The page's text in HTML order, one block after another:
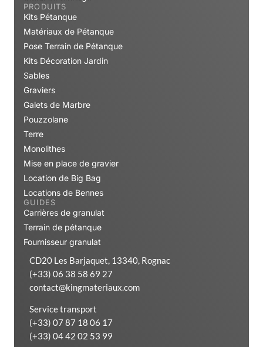
PRODUITS
Kits Pétanque
Matériaux de Pétanque
Pose Terrain de Pétanque
Kits Décoration Jardin
Sables
Graviers
Galets de Marbre
Pouzzolane
Terre
Monolithes
Mise en place de gravier
Location de Big Bag
Locations de Bennes
GUIDES
Carrières de granulat
Terrain de pétanque
Fournisseur granulat
CD20 Les Barjaquet, 13340, Rognac
(+33) 06 38 58 69 27
contact@kingmateriaux.com
Service transport
(+33) 07 87 18 06 17
(+33) 04 42 02 53 99